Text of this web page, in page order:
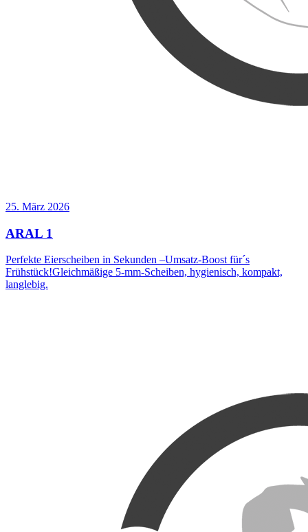
25. März 2026
ARAL 1
Perfekte Eierscheiben in Sekunden –Umsatz-Boost für´s
Frühstück!Gleichmäßige 5-mm-Scheiben, hygienisch, kompakt,
langlebig.